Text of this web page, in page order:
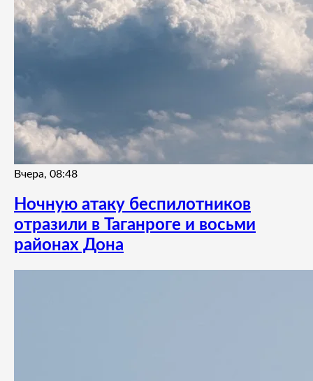
Вчера, 08:48
Ночную атаку беспилотников
отразили в Таганроге и восьми
районах Дона